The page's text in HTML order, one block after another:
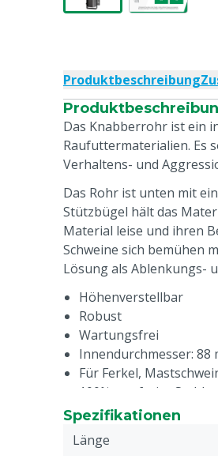
Produktbeschreibung
Das Knabberrohr ist ein
Raufuttermaterialien. Es
Verhaltens- und
Das Rohr ist unten mit
Stützbügel hält das
Material leise und ihren
Schweine sich bemühen
Lösung als Ablenkungs-
Höhenverstellbar
Robust
Wartungsfrei
Innendurchmesser: 88
Für Ferkel,
100% rostfreier Stahl
Ohne Rückplatte
Spezifikationen
Länge